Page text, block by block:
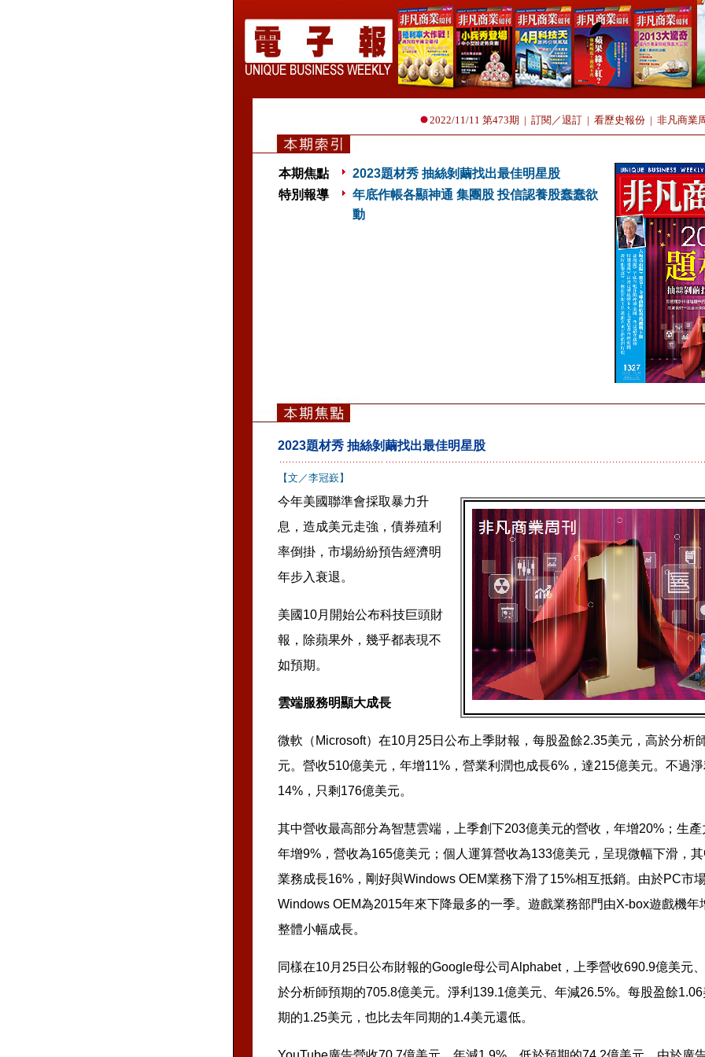
2022/11/11 第473期 | 訂閱／退訂| 看歷史報份| 非凡商業
本期焦點
2023題材秀 抽絲剝繭找出最佳明星股
特別報導
年底作帳各顯神通 集團股 投信認養股蠢蠢欲
動
2023題材秀 抽絲剝繭找出最佳明星股
【文／李冠嶔】
今年美國聯準會採取暴力升
息，造成美元走強，債券殖利
率倒掛，市場紛紛預告經濟明
年步入衰退。
美國10月開始公布科技巨頭財
報，除蘋果外，幾乎都表現不
如預期。
雲端服務明顯大成長
微軟（Microsoft）在10月25日公布上季財報，每股盈餘2.35美元，高於分析
元。營收510億美元，年增11%，營業利潤也成長6%，達215億美元。不過
14%，只剩176億美元。
其中營收最高部分為智慧雲端，上季創下203億美元的營收，年增20%；生
年增9%，營收為165億美元；個人運算營收為133億美元，呈現微幅下滑，
業務成長16%，剛好與Windows OEM業務下滑了15%相互抵銷。由於PC市
Windows OEM為2015年來下降最多的一季。遊戲業務部門由X-box遊戲機年
整體小幅成長。
同樣在10月25日公布財報的Google母公司Alphabet，上季營收690.9億美元
於分析師預期的705.8億美元。淨利139.1億美元、年減26.5%。每股盈餘
期的1.25美元，也比去年同期的1.4美元還低。